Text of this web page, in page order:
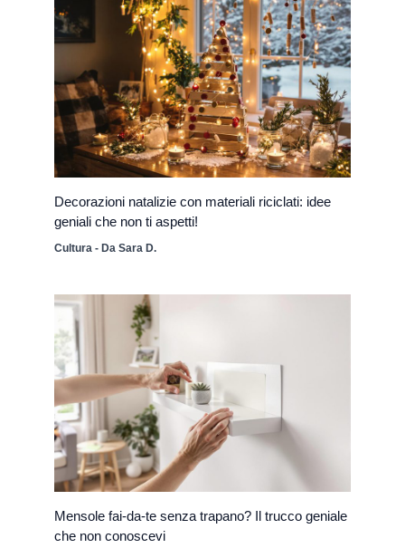
Decorazioni natalizie con materiali riciclati: idee
geniali che non ti aspetti!
Cultura - Da Sara D.
Mensole fai-da-te senza trapano? Il trucco geniale
che non conoscevi